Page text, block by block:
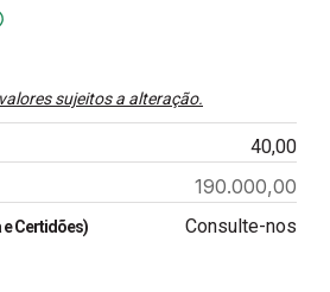
valores sujeitos a alteração.
40,00
190.000,00
e Certidões) Consulte-nos